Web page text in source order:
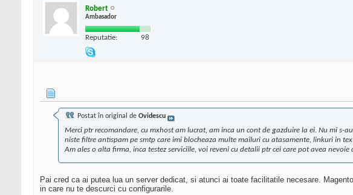
Robert
Ambasador
Reputatie: 98
Postat în original de Ovidescu
Merci ptr recomandare, cu mxhost am lucrat, am inca un cont de gazduire la ei. Nu mi s-
niste filtre antispam pe smtp care imi blocheaza multe mailuri cu atasamente, linkuri in
Am ales o alta firma, inca testez serviciile, voi reveni cu detalii ptr cei care pot avea nevoie
Pai cred ca ai putea lua un server dedicat, si atunci ai toate facilitatile necesare.
in care nu te descurci cu configurarile.